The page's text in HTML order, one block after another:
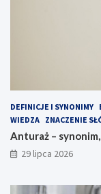
DEFINICJE I SYNONIMY
WIEDZA ZNACZENIE
Anturaż –
29 lipca 2026